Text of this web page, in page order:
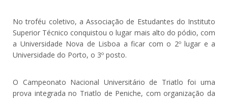
No troféu coletivo, a Associação de Estudantes do Instituto
Superior Técnico conquistou o lugar mais alto do pódio, com
a Universidade Nova de Lisboa a ficar com o 2º lugar e a
Universidade do Porto, o 3º posto.
O Campeonato Nacional Universitário de Triatlo foi uma
prova integrada no Triatlo de Peniche, com organização da